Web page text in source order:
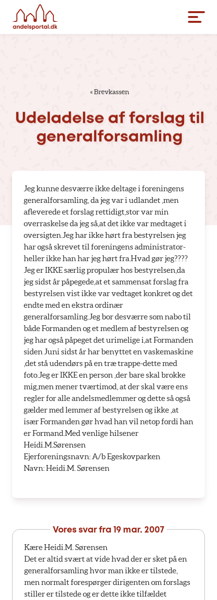
«Brevkassen
Udeladelse af forslag til
generalforsamling
Jeg kunne desværre ikke deltage i foreningens
generalforsamling, da jeg var i udlandet ,men
afleverede et forslag rettidigt,stor var min
overraskelse da jeg så,at det ikke var medtaget i
oversigten.Jeg har ikke hørt fra bestyrelsen jeg
har også skrevet til foreningens administrator-
heller ikke han har jeg hørt fra.Hvad gør jeg????
Jeg er IKKE særlig propulær hos bestyrelsen,da
jeg sidst år påpegede,at et sammensat forslag fra
bestyrelsen vist ikke var vedtaget konkret og det
endte med en ekstra ordinær
generalforsamling.Jeg bor desværre som nabo til
både Formanden og et medlem af bestyrelsen og
jeg har også påpeget det urimelige i,at Formanden
siden Juni sidst år har benyttet en vaskemaskine
,det stå udendørs på en træ trappe-dette med
foto.Jeg er IKKE en person ,der bare skal brokke
mig,men mener tværtimod, at der skal være ens
regler for alle andelsmedlemmer og dette så også
gælder med lemmer af bestyrelsen og ikke ,at
især Formanden gør hvad han vil netop fordi han
er Formand.Med venlige hilsener
Heidi.M.Sørensen
Ejerforeningsnavn: A/b Egeskovparken
Navn: Heidi.M. Sørensen
Vores svar fra 19 mar. 2007
Kære Heidi.M. Sørensen
Det er altid svært at vide hvad der er sket på en
generalforsamling hvor man ikke er tilstede,
men normalt forespørger dirigenten om forslags
stiller er tilstede og er dette ikke tilfældet